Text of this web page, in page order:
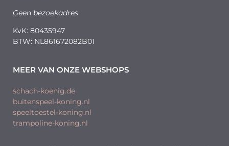
Geen bezoekadres
KvK: 80435947
BTW: NL861672082B01
MEER VAN ONZE WEBSHOPS
schach-koenig.de
buitenspeel-koning.nl
speeltoestel-koning.nl
trampoline-koning.nl